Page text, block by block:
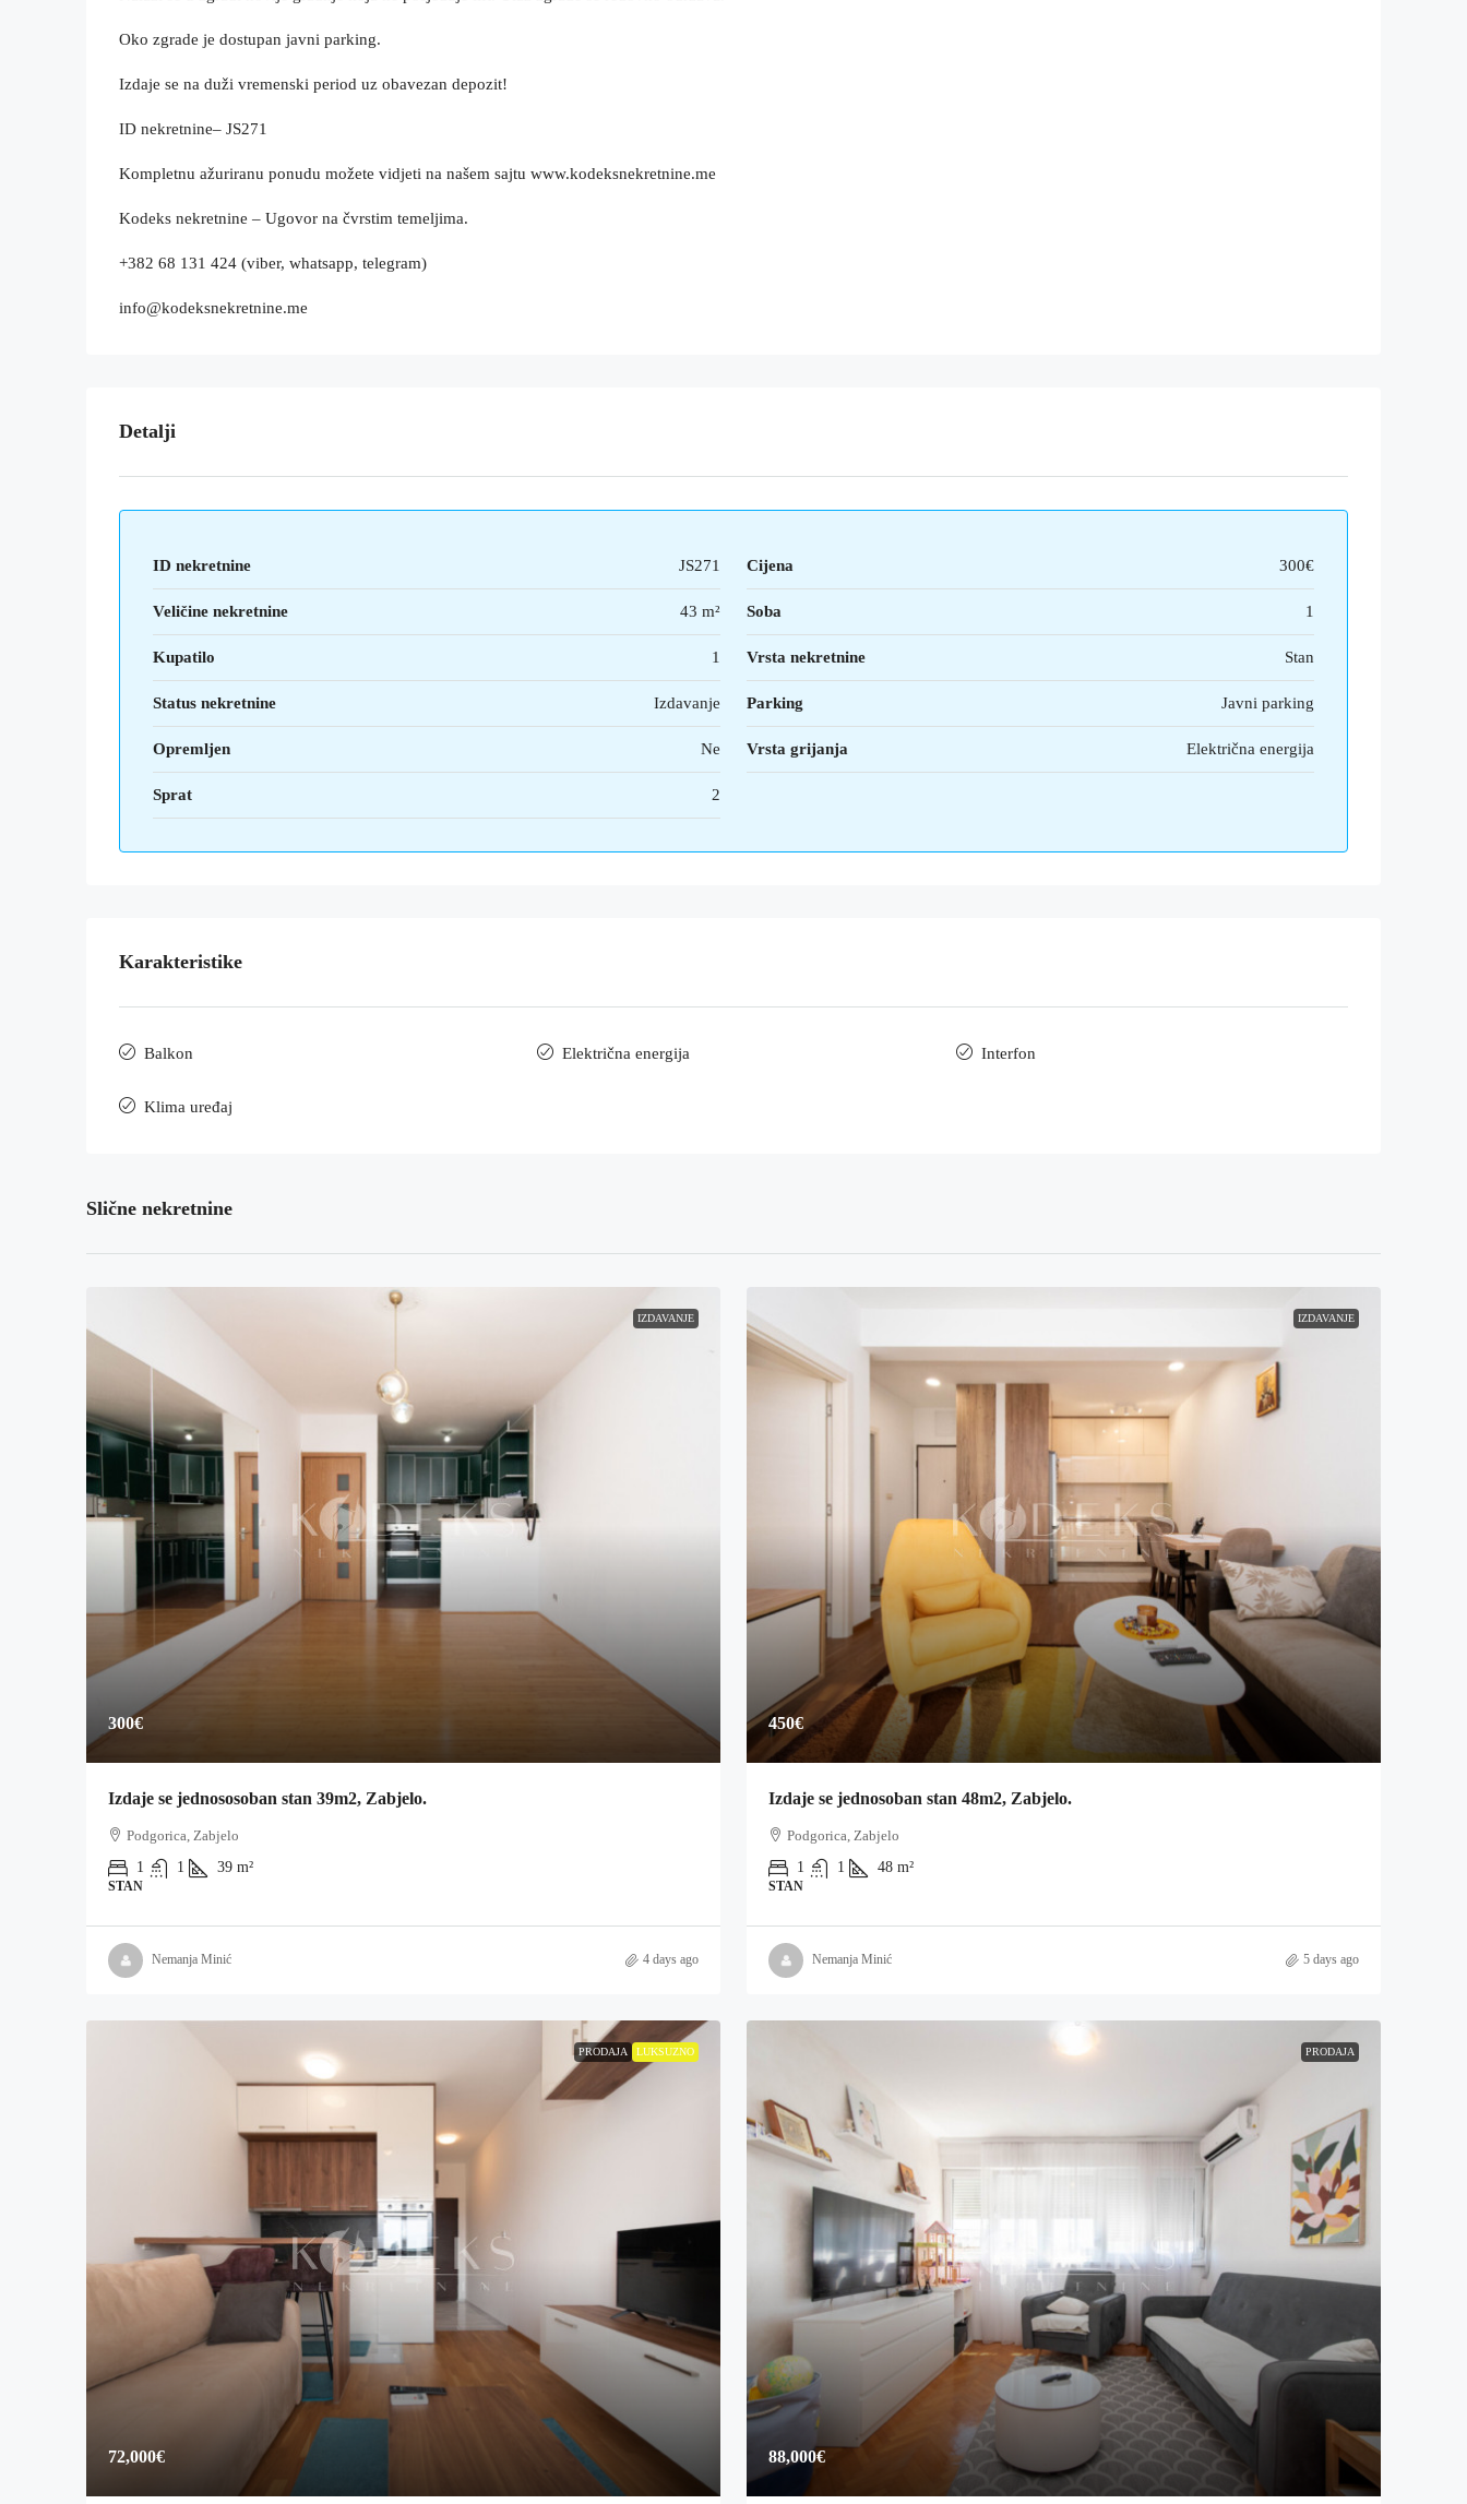
Oko zgrade je dostupan javni parking.
Izdaje se na duži vremenski period uz obavezan depozit!
ID nekretnine– JS271
Kompletnu ažuriranu ponudu možete vidjeti na našem sajtu www.kodeksnekretnine.me
Kodeks nekretnine – Ugovor na čvrstim temeljima.
+382 68 131 424 (viber, whatsapp, telegram)
info@kodeksnekretnine.me
Detalji
ID nekretnine JS271 Cijena 300€
Veličine nekretnine 43 m² Soba 1
Kupatilo 1 Vrsta nekretnine Stan
Status nekretnine Izdavanje Parking Javni parking
Opremljen Ne Vrsta grijanja Električna energija
Sprat 2
Karakteristike
Balkon Električna energija Interfon
Klima uređaj
Slične nekretnine
IZDAVANJE
300€
Izdaje se jednososoban stan 39m2, Zabjelo.
Podgorica, Zabjelo
1
1 39 m²
STAN
Nemanja Minić 4 days ago
IZDAVANJE
450€
Izdaje se jednosoban stan 48m2, Zabjelo.
Podgorica, Zabjelo
1
1 48 m²
STAN
Nemanja Minić 5 days ago
PRODAJA LUKSUZNO
72,000€
PRODAJA
88,000€